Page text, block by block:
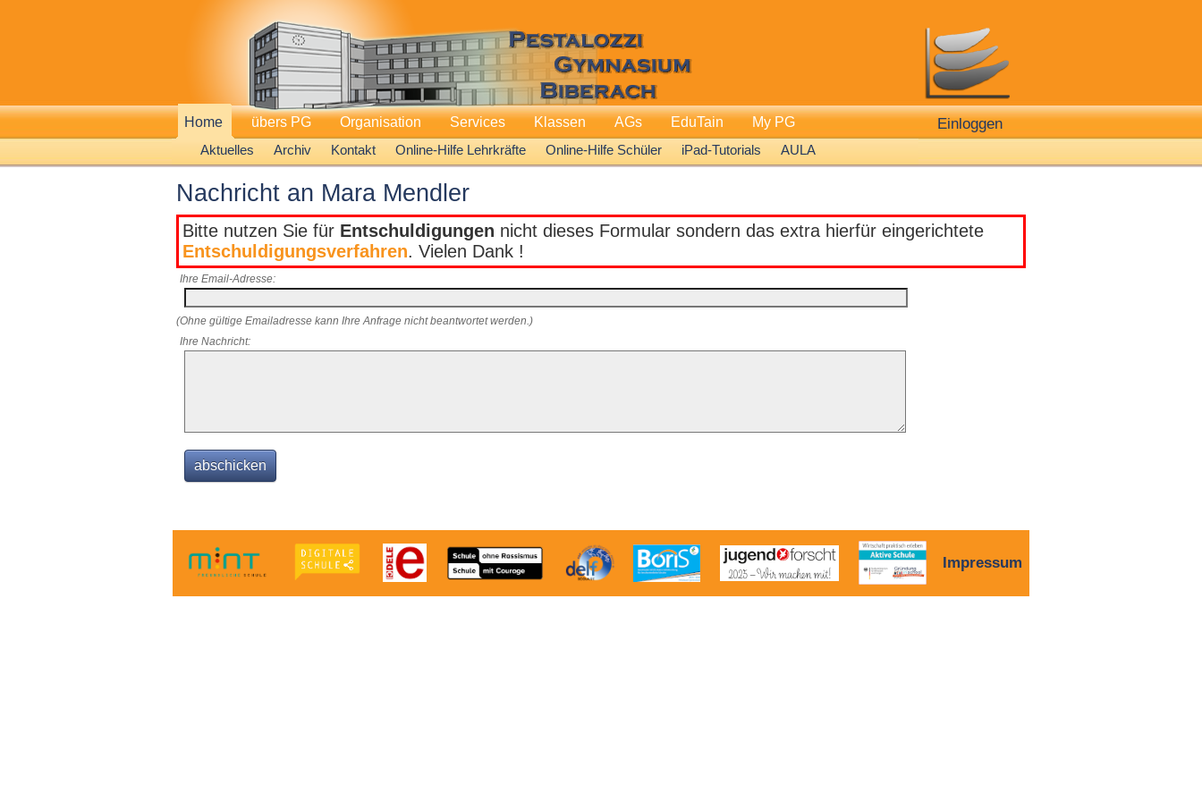
Home
Aktuelles
Archiv Kontakt Online-Hilfe Lehrkräfte Online-Hilfe Schüler iPad-Tutorials AULA
übers PG Organisation Services Klassen AGs EduTain My PG Einloggen
Nachricht an Mara Mendler
Bitte nutzen Sie für Entschuldigungen nicht dieses Formular sondern das extra hierfür eingerichtete
Entschuldigungsverfahren. Vielen Dank !
Ihre Email-Adresse:
(Ohne gültige Emailadresse kann Ihre Anfrage nicht beantwortet werden.)
Ihre Nachricht:
Impressum